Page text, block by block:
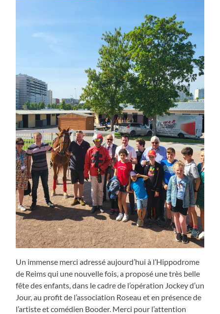
Un immense merci adressé aujourd’hui à l’Hippodrome
de Reims qui une nouvelle fois, a proposé une très belle
fête des enfants, dans le cadre de l’opération Jockey d’un
Jour, au profit de l’association Roseau et en présence de
l’artiste et comédien Booder. Merci pour l’attention